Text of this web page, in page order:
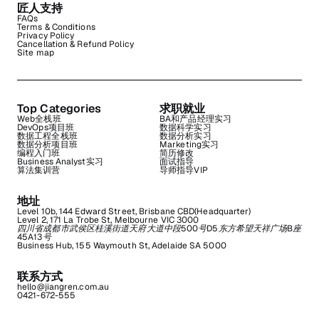
匠人支持
FAQs
Terms & Conditions
Privacy Policy
Cancellation & Refund Policy
Site map
Top Categories
Web全栈班
DevOps项目班
数据工程全栈班
数据分析项目班
编程入门班
Business Analyst实习
算法集训营
求职就业
BA和产品经理实习
数据科学实习
数据分析实习
Marketing实习
简历修改
面试指导
导师指导VIP
地址
Level 10b, 144 Edward Street, Brisbane CBD(Headquarter)
Level 2, 171 La Trobe St, Melbourne VIC 3000
四川省成都市武侯区桂溪街道天府大道中段500号D5东方希望天祥广场B座
45A13号
Business Hub, 155 Waymouth St, Adelaide SA 5000
联系方式
hello@jiangren.com.au
0421-672-555